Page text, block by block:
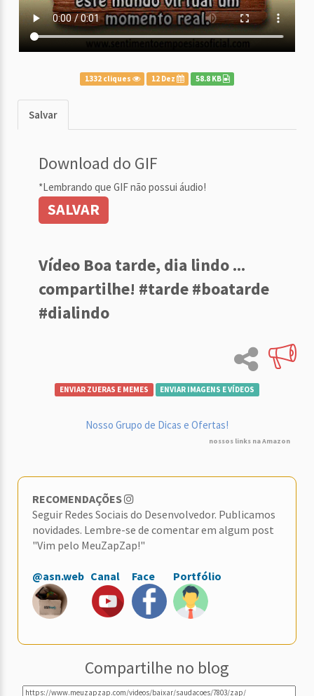
1332 cliques 12 Dez 58.8 KB
Salvar
Download do GIF
*Lembrando que GIF não possui áudio!
SALVAR
Vídeo Boa tarde, dia lindo ...
compartilhe! #tarde #boatarde
#dialindo
ENVIAR ZUERAS E MEMES ENVIAR IMAGENS E VÍDEOS
Nosso Grupo de Dicas e Ofertas!
nossos links na Amazon
RECOMENDAÇÕES
Seguir Redes Sociais do Desenvolvedor. Publicamos
novidades. Lembre-se de comentar em algum post
"Vim pelo MeuZapZap!"
@asn.web Canal Face Portfólio
Compartilhe no blog